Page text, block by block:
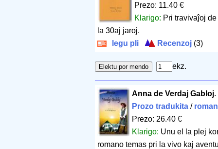
Prezo: 11.40 €
Klarigo: Pri travivaĵoj
la 30aj jaroj.
legu pli
Recenzoj (3)
ekz.
Anna de Verdaj Gabloj.
Prozo tradukita /
Prezo: 26.40 €
Klarigo: Unu el la plej
romano temas pri la vivo kaj